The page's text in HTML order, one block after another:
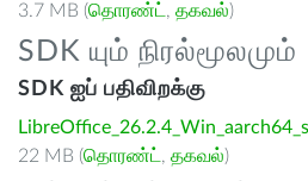
3.7 MB (தொரண்ட் , தகவல்)
SDK யும் நிரல்மூலமும்
SDK ஐப் பதிவிறக்கு
22 MB (தொரண்ட் , தகவல்)